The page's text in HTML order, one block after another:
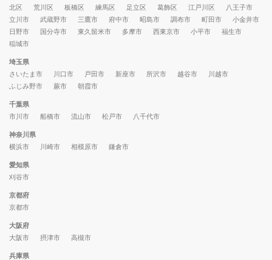
北区
荒川区 板橋区 練馬区 足立区 葛飾区 江戸川区
八王子市
立川市
武蔵野市 三鷹市 府中市 昭島市 調布市 町田市
小金井市
日野市
国分寺市 東久留米市 多摩市 西東京市 小平市
福生市
稲城市
埼玉県
さいたま市
川口市 戸田市 新座市 所沢市 越谷市
川越市
ふじみ野市
蕨市 朝霞市
千葉県
市川市
船橋市 流山市 松戸市 八千代市
神奈川県
横浜市
川崎市 相模原市 鎌倉市
愛知県
刈谷市
京都府
京都市
大阪府
大阪市
摂津市 高槻市
兵庫県